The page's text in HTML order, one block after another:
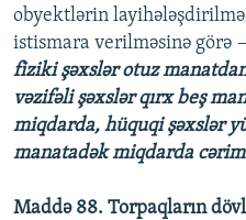
obyektlərin
istismara verilməsinə görə
fiziki şəxslər otuz
vəzifəli şəxslər qırx beş
miqdarda, hüquqi şəxslər
manatadək miqdarda
Maddə 88. Torpaqların